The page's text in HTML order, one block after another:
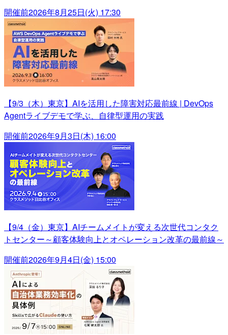
開催前2026年8月25日(火) 17:30
【9/3（木）東京】AIを活用した障害対応最前線 | DevOps
Agentライブデモで学ぶ、自律型運用の実践
開催前2026年9月3日(木) 16:00
【9/4（金）東京】AIチームメイトが変える次世代コンタク
トセンター～顧客体験向上とオペレーション改革の最前線～
開催前2026年9月4日(金) 15:00